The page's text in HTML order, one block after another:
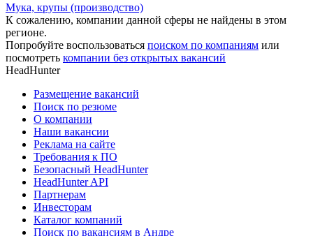
Мука, крупы (производство)
К сожалению, компании данной сферы не найдены в этом
регионе.
Попробуйте воспользоваться поиском по компаниям или
посмотреть компании без открытых вакансий
HeadHunter
Размещение вакансий
Поиск по резюме
О компании
Наши вакансии
Реклама на сайте
Требования к ПО
Безопасный HeadHunter
HeadHunter API
Партнерам
Инвесторам
Каталог компаний
Поиск по вакансиям в Андре